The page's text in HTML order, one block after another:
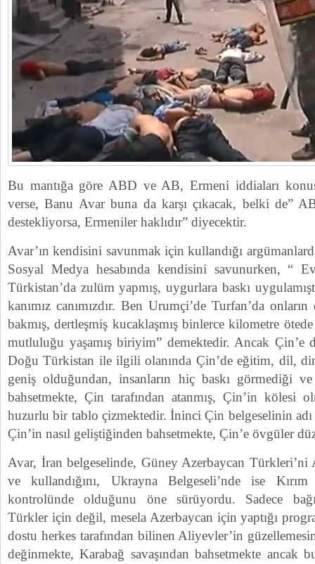
Bu mantığa göre ABD ve AB, Ermeni iddiaları
verse, Banu Avar buna da karşı çıkacak, belki de”
destekliyorsa, Ermeniler haklıdır” diyecektir.
Avar’ın kendisini savunmak için kullandığı
Sosyal Medya hesabında kendisini savunurken, “
Türkistan’da zulüm yapmış, uygurlara baskı
kanımız canımızdır. Ben Urumçi’de Turfan’da
bakmış, dertleşmiş kucaklaşmış binlerce kilometre
mutluluğu yaşamış biriyim” demektedir. Ancak Çin’e
Doğu Türkistan ile ilgili olanında Çin’de eğitim, dil,
geniş olduğundan, insanların hiç baskı görmediği
bahsetmekte, Çin tarafından atanmış, Çin’in kölesi
huzurlu bir tablo çizmektedir. İninci Çin belgeselinin
Çin’in nasıl geliştiğinden bahsetmekte, Çin’e övgüler
Avar, İran belgeselinde, Güney Azerbaycan
ve kullandığını, Ukrayna Belgeseli’nde ise
kontrolünde olduğunu öne sürüyordu. Sadece
Türkler için değil, mesela Azerbaycan için yaptığı
dostu herkes tarafından bilinen Aliyevler’in
değinmekte, Karabağ savaşından bahsetmekte ancak